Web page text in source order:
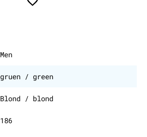
Men
gruen / green
Blond / blond
186